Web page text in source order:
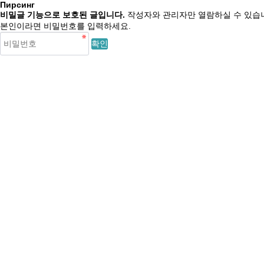
Пирсинг
비밀글 기능으로 보호된 글입니다. 작성자와 관리자만 열람하실 수 있습
본인이라면 비밀번호를 입력하세요.